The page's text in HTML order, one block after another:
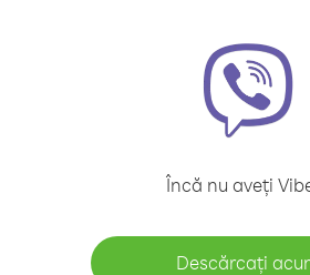
Încă nu aveți
Descărcați